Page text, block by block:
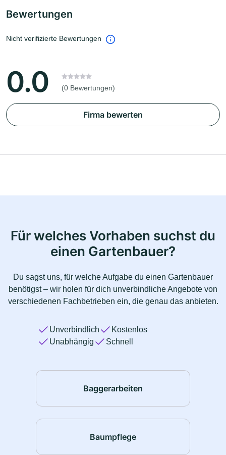
Bewertungen
Nicht verifizierte Bewertungen
0.0 (0 Bewertungen)
Firma bewerten
Für welches Vorhaben suchst du
einen Gartenbauer?
Du sagst uns, für welche Aufgabe du einen Gartenbauer
benötigst – wir holen für dich unverbindliche Angebote von
verschiedenen Fachbetrieben ein, die genau das anbieten.
Unverbindlich
Kostenlos
Unabhängig
Schnell
Baggerarbeiten
Baumpflege